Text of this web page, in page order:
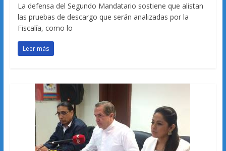
La defensa del Segundo Mandatario sostiene que alistan
las pruebas de descargo que serán analizadas por la
Fiscalía, como lo
Leer más